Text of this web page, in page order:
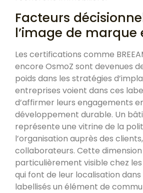
Facteurs
l’image de marque
Les certifications comme
encore OsmoZ sont devenues
poids dans les stratégies
entreprises voient dans ces
d’affirmer leurs engagements
développement durable. Un
représente une vitrine de la
l’organisation auprès des
collaborateurs. Cette
particulièrement visible chez
qui font de leur localisation
labellisés un élément de